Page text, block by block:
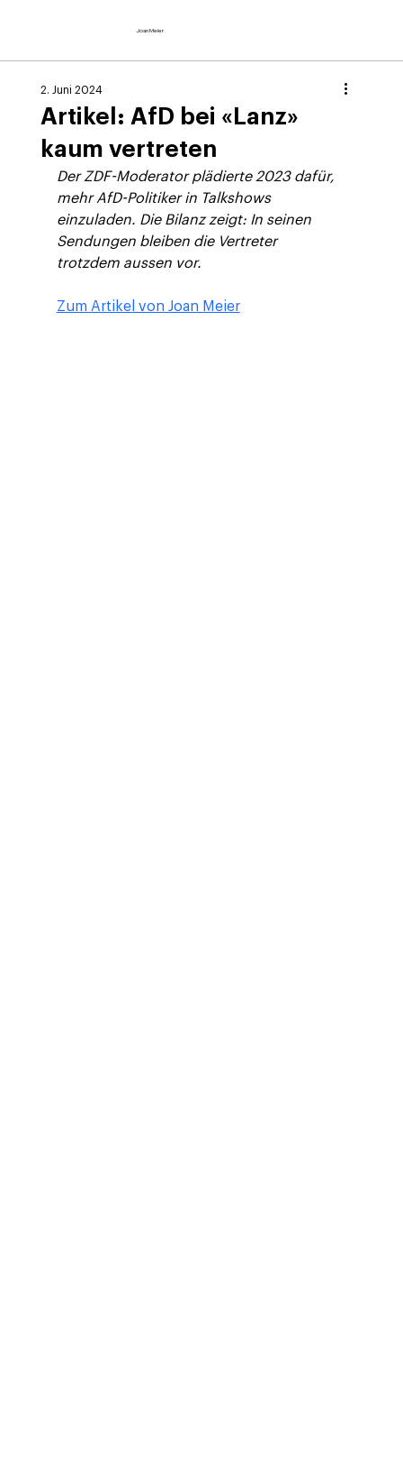
Joan Meier
Artikel: AfD bei «Lanz»
kaum vertreten
2. Juni 2024
Der ZDF-Moderator plädierte 2023 dafür,
mehr AfD-Politiker in Talkshows
einzuladen. Die Bilanz zeigt: In seinen
Sendungen bleiben die Vertreter
trotzdem aussen vor.
Zum Artikel von Joan Meier